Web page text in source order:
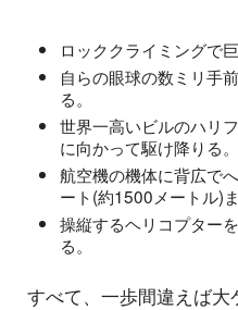
ロッククライミングで
自らの眼球の数ミリ手
る。
世界一高いビルのハリ
に向かって駆け降りる。
航空機の機体に背広で
ート(約1500メートル)ま
操縦するヘリコプター
る。
すべて、一歩間違えば